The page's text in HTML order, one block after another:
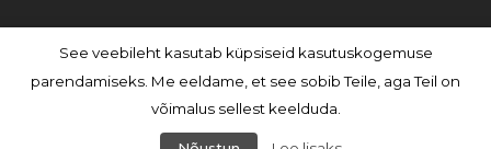
© Haljaste OÜ 2020 - Registrikood 10645867
See veebileht kasutab küpsiseid kasutuskogemuse
parendamiseks. Me eeldame, et see sobib Teile, aga Teil on
võimalus sellest keelduda.